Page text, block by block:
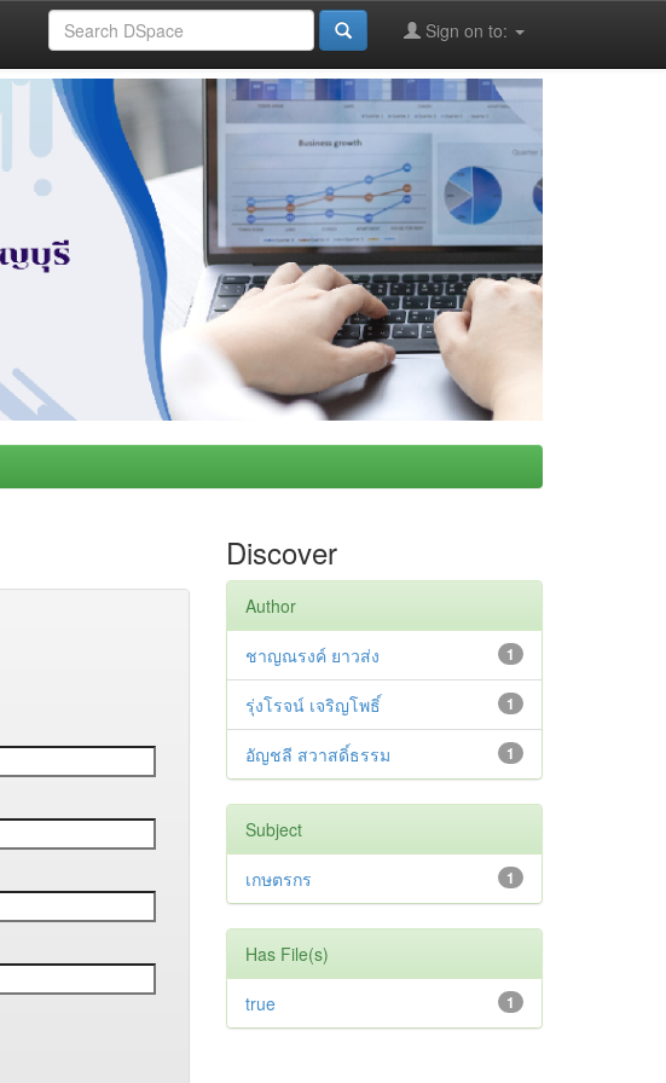
Sign on to:
Discover
Author
1
ชาญณรงค์ ยาวส่ง
1
รุ่งโรจน์ เจริญโพธิ์
1
อัญชลี สวาสดิ์ธรรม
Subject
1
เกษตรกร
Has File(s)
1
true